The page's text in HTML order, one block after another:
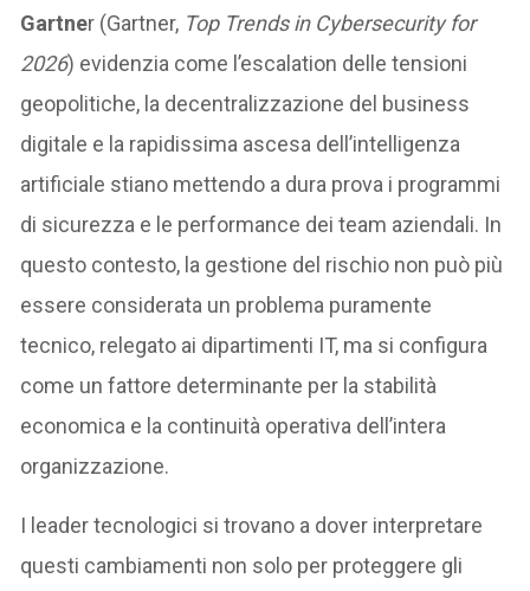
Gartner (Gartner, Top Trends in Cybersecurity for
2026) evidenzia come l’escalation delle tensioni
geopolitiche, la decentralizzazione del business
digitale e la rapidissima ascesa dell’intelligenza
artificiale stiano mettendo a dura prova i programmi
di sicurezza e le performance dei team aziendali. In
questo contesto, la gestione del rischio non può più
essere considerata un problema puramente
tecnico, relegato ai dipartimenti IT, ma si configura
come un fattore determinante per la stabilità
economica e la continuità operativa dell’intera
organizzazione.
I leader tecnologici si trovano a dover interpretare
questi cambiamenti non solo per proteggere gli